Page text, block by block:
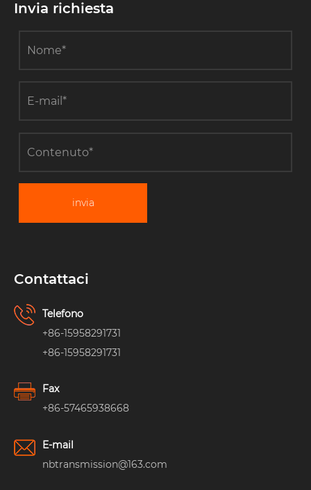
Invia richiesta
invia
Contattaci
Telefono
+86-15958291731
+86-15958291731
Fax
+86-57465938668
E-mail
nbtransmission@163.com